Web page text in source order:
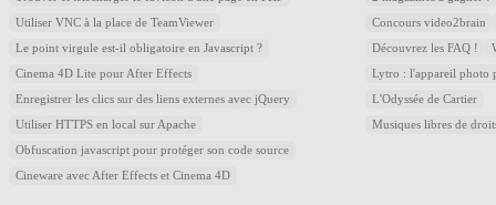
Utiliser VNC à la place de TeamViewer
Le point virgule est-il obligatoire en Javascript ?
Cinema 4D Lite pour After Effects
Enregistrer les clics sur des liens externes avec jQuery
Utiliser HTTPS en local sur Apache
Obfuscation javascript pour protéger son code source
Cineware avec After Effects et Cinema 4D
Concours video2brain
Découvrez les FAQ !
Lytro : l'appareil photo
L'Odyssée de Cartier
Musiques libres de